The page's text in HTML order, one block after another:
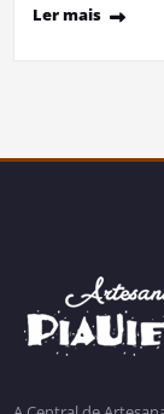
Ler mais